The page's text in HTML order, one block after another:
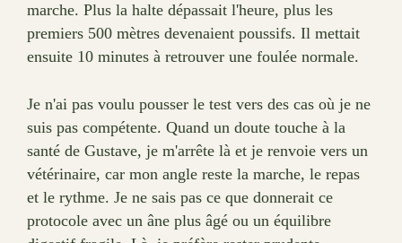
marche. Plus la halte dépassait l'heure, plus les
premiers 500 mètres devenaient poussifs. Il mettait
ensuite 10 minutes à retrouver une foulée normale.
Je n'ai pas voulu pousser le test vers des cas où je ne
suis pas compétente. Quand un doute touche à la
santé de Gustave, je m'arrête là et je renvoie vers un
vétérinaire, car mon angle reste la marche, le repas
et le rythme. Je ne sais pas ce que donnerait ce
protocole avec un âne plus âgé ou un équilibre